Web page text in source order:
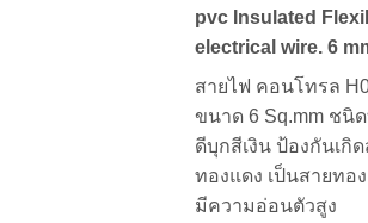
pvc Insulated
electrical wire. 6
สายไฟ คอนโทรล
ขนาด 6 Sq.mm ชนิ
ดีบุกสีเงิน ป้องกันเกิ
ทองแดง เป็นสายทอ
มีความอ่อนตัวสูง